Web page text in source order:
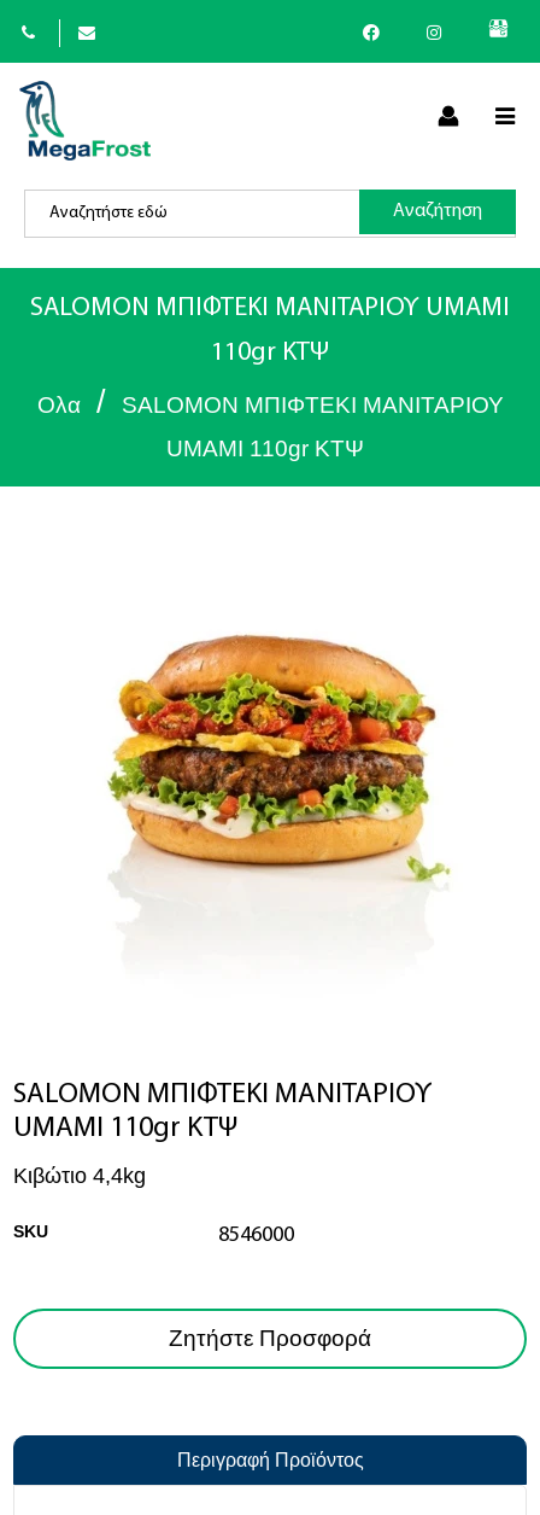
×
Αναζήτηση
SALOMON ΜΠΙΦΤΕΚΙ ΜΑΝΙΤΑΡΙΟΥ UMAMI
110gr ΚΤΨ
Ολα /
SALOMON ΜΠΙΦΤΕΚΙ ΜΑΝΙΤΑΡΙΟΥ
UMAMI 110gr ΚΤΨ
SALOMON ΜΠΙΦΤΕΚΙ ΜΑΝΙΤΑΡΙΟΥ
UMAMI 110gr ΚΤΨ
Κιβώτιο 4,4kg
SKU 8546000
Ζητήστε Προσφορά
Περιγραφή Προϊόντος
(+30)
Αποδέχομαι τουςόρους χρήσης*
Αποστολή